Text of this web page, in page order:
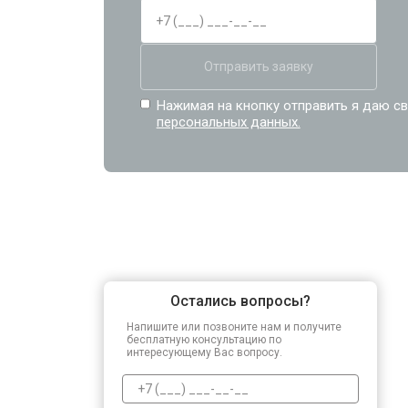
Отправить заявку
Нажимая на кнопку отправить я даю
персональных данных.
Остались вопросы?
Напишите или позвоните нам и получите
бесплатную консультацию по
интересующему Вас вопросу.